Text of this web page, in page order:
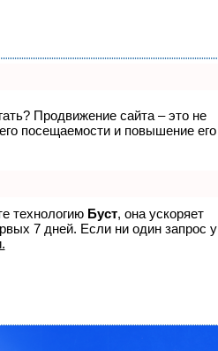
Продвижение сайта – это не
посещаемости и повышение его
технологию Буст, она ускоряет
7 дней. Если ни один запрос у